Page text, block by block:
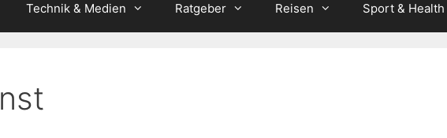
Technik & Medien Ratgeber Reisen Sport & Health